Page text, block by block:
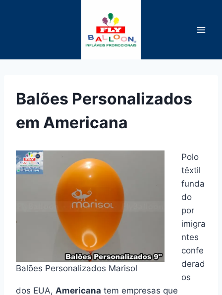
Balões Personalizados
em Americana
Balões Personalizados Marisol
Polo
têxtil
funda
do
por
imigra
ntes
confe
derad
os
dos EUA, Americana tem empresas que